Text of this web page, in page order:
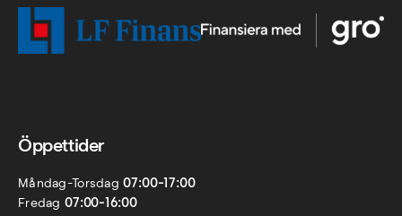
Öppettider
Måndag-Torsdag07:00-17:00
Fredag 07:00-16:00